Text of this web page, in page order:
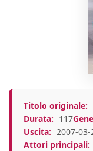
Titolo originale:
Durata: 117
Uscita: 2007-03-
Attori principali: